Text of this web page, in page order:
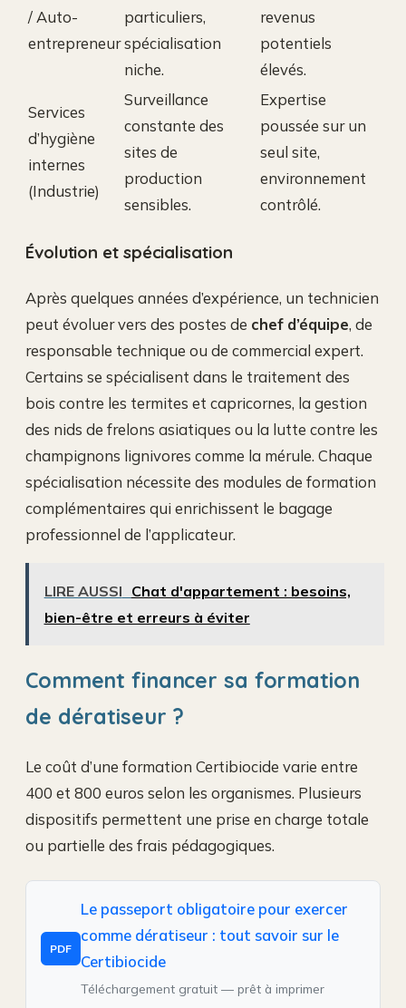
/ Auto-
entrepreneur
particuliers,
spécialisation
niche.
revenus
potentiels
élevés.
Services
d’hygiène
internes
(Industrie)
Surveillance
constante des
sites de
production
sensibles.
Expertise
poussée sur un
seul site,
environnement
contrôlé.
Évolution et spécialisation
Après quelques années d’expérience, un technicien
peut évoluer vers des postes de chef d’équipe, de
responsable technique ou de commercial expert.
Certains se spécialisent dans le traitement des
bois contre les termites et capricornes, la gestion
des nids de frelons asiatiques ou la lutte contre les
champignons lignivores comme la mérule. Chaque
spécialisation nécessite des modules de formation
complémentaires qui enrichissent le bagage
professionnel de l’applicateur.
LIRE AUSSI Chat d'appartement : besoins,
bien-être et erreurs à éviter
Comment financer sa formation
de dératiseur ?
Le coût d’une formation Certibiocide varie entre
400 et 800 euros selon les organismes. Plusieurs
dispositifs permettent une prise en charge totale
ou partielle des frais pédagogiques.
PDF
Le passeport obligatoire pour exercer
comme dératiseur : tout savoir sur le
Certibiocide
Téléchargement gratuit — prêt à imprimer